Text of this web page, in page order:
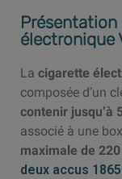
électronique
La cigarette
composée d’un
contenir jusqu’à
associé à une
maximale de
deux accus